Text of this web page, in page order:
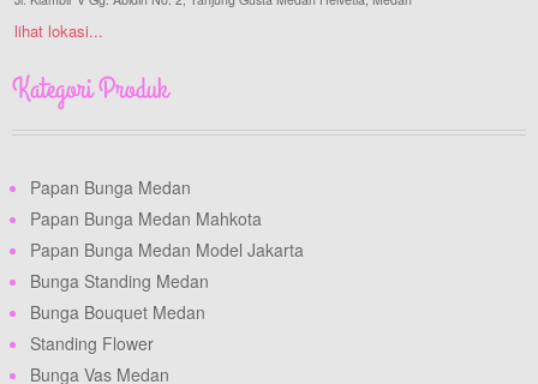
lihat lokasi...
Kategori Produk
Papan Bunga Medan
Papan Bunga Medan Mahkota
Papan Bunga Medan Model Jakarta
Bunga Standing Medan
Bunga Bouquet Medan
Standing Flower
Bunga Vas Medan